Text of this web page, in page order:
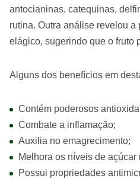
antocianinas, catequinas,
rutina. Outra análise revelou
elágico, sugerindo que o fruto
Alguns dos benefícios em
Contém poderosos
Combate a inflamação;
Auxilia no emagrecimento;
Melhora os níveis de açúcar
Possui propriedades